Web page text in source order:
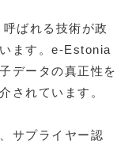
ばれる技術が政
ます。e-Estonia
データの真正性を
されています。
サプライヤー認